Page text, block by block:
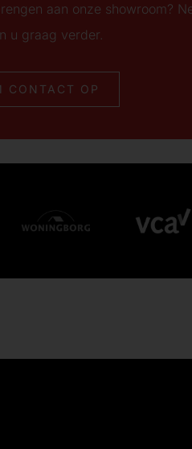
aan onze showroom?
u graag verder.
CONTACT OP